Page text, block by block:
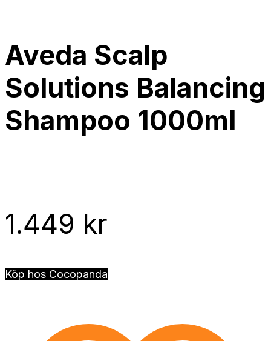
Aveda Scalp
Solutions Balancing
Shampoo 1000ml
1.449 kr
Köp hos Cocopanda